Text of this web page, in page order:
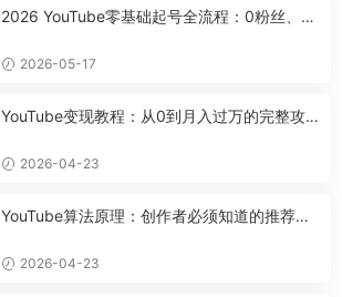
2026 YouTube零基础起号全流程：0粉丝、0
2026-05-17
YouTube变现教程：从0到月入过万的完整攻
2026-04-23
YouTube算法原理：创作者必须知道的推荐机
2026-04-23